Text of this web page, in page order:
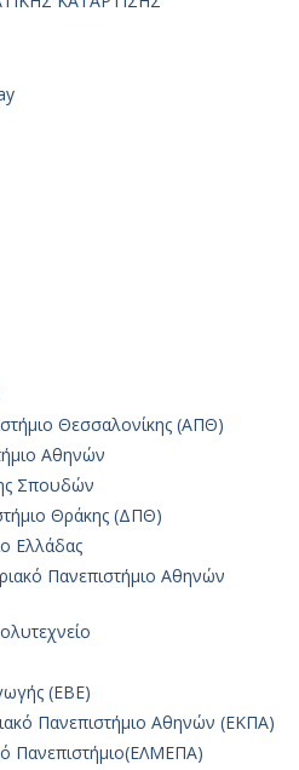
Θεσσαλονίκης (ΑΠΘ)
Αθηνών
Σπουδών
Θράκης (ΔΠΘ)
Ελλάδας
Πανεπιστήμιο Αθηνών
(ΕΒΕ)
Πανεπιστήμιο Αθηνών (ΕΚΠΑ)
Πανεπιστήμιο(ΕΛΜΕΠΑ)